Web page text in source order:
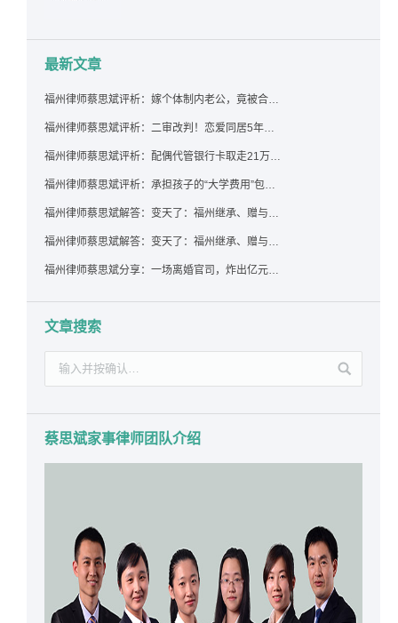
最新文章
福州律师蔡思斌评析：嫁个体制内老公，竟被合伙设局背上近百万债务，婚前不查征信真要命！
福州律师蔡思斌评析：二审改判！恋爱同居5年为女友买车，分手后能要回吗？
福州律师蔡思斌评析：配偶代管银行卡取走21万，离婚后这笔钱还要得回来吗？
福州律师蔡思斌评析：承担孩子的“大学费用”包括高额留学费用吗？
福州律师蔡思斌解答：变天了：福州继承、赠与房产转让要收20%个税？福州国税官方回复来了！
福州律师蔡思斌解答：变天了：福州继承、赠与房产转让要收20%个税？福州国税官方回答来了！
福州律师蔡思斌分享：一场离婚官司，炸出亿元“糊涂账”：本想分割家产，结果“自爆”了家底
文章搜索
蔡思斌家事律师团队介绍